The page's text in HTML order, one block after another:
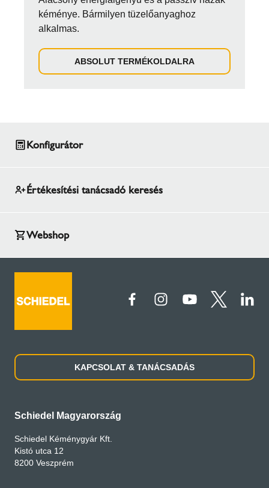
kéménye. Bármilyen tüzelőanyaghoz
alkalmas.
ABSOLUT TERMÉKOLDALRA
Konfigurátor
Értékesítési tanácsadó keresés
Webshop
KAPCSOLAT & TANÁCSADÁS
Schiedel Magyarország
Schiedel Kéménygyár Kft.
Kistó utca 12
8200 Veszprém